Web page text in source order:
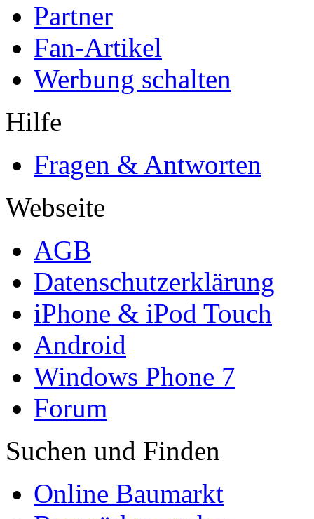
Partner
Fan-Artikel
Werbung schalten
Hilfe
Fragen & Antworten
Webseite
AGB
Datenschutzerklärung
iPhone & iPod Touch
Android
Windows Phone 7
Forum
Suchen und Finden
Online Baumarkt